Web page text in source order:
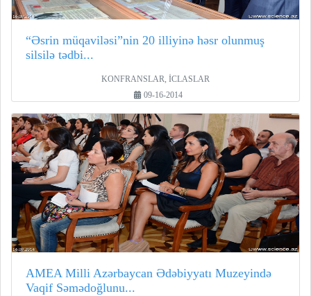
“Əsrin müqaviləsi”nin 20 illiyinə həsr olunmuş
silsilə tədbi...
KONFRANSLAR, İCLASLAR
09-16-2014
AMEA Milli Azərbaycan Ədəbiyyatı Muzeyində
Vaqif Səmədoğlunu...